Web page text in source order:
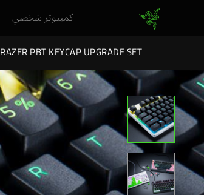
كمبيوتر شخصي
RAZER PBT KEYCAP UPGRADE SET